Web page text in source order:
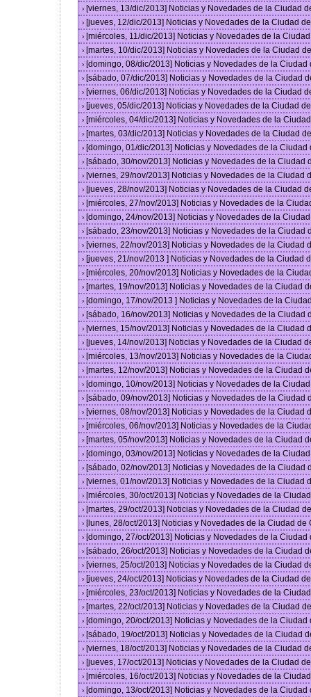
› [viernes, 13/dic/2013] Noticias y Novedades de la Ciudad
› [jueves, 12/dic/2013] Noticias y Novedades de la Ciudad
› [miércoles, 11/dic/2013] Noticias y Novedades de la
› [martes, 10/dic/2013] Noticias y Novedades de la Ciudad
› [domingo, 08/dic/2013] Noticias y Novedades de la
› [sábado, 07/dic/2013] Noticias y Novedades de la Ciudad
› [viernes, 06/dic/2013] Noticias y Novedades de la Ciudad
› [jueves, 05/dic/2013] Noticias y Novedades de la Ciudad
› [miércoles, 04/dic/2013] Noticias y Novedades de la
› [martes, 03/dic/2013] Noticias y Novedades de la Ciudad
› [domingo, 01/dic/2013] Noticias y Novedades de la
› [sábado, 30/nov/2013] Noticias y Novedades de la Ciudad
› [viernes, 29/nov/2013] Noticias y Novedades de la Ciudad
› [jueves, 28/nov/2013] Noticias y Novedades de la Ciudad
› [miércoles, 27/nov/2013] Noticias y Novedades de la
› [domingo, 24/nov/2013] Noticias y Novedades de la
› [sábado, 23/nov/2013] Noticias y Novedades de la Ciudad
› [viernes, 22/nov/2013] Noticias y Novedades de la Ciudad
› [jueves, 21/nov/2013 ] Noticias y Novedades de la Ciudad
› [miércoles, 20/nov/2013] Noticias y Novedades de la
› [martes, 19/nov/2013] Noticias y Novedades de la Ciudad
› [domingo, 17/nov/2013 ] Noticias y Novedades de la
› [sábado, 16/nov/2013] Noticias y Novedades de la Ciudad
› [viernes, 15/nov/2013] Noticias y Novedades de la Ciudad
› [jueves, 14/nov/2013] Noticias y Novedades de la Ciudad
› [miércoles, 13/nov/2013] Noticias y Novedades de la
› [martes, 12/nov/2013] Noticias y Novedades de la Ciudad
› [domingo, 10/nov/2013] Noticias y Novedades de la
› [sábado, 09/nov/2013] Noticias y Novedades de la Ciudad
› [viernes, 08/nov/2013] Noticias y Novedades de la Ciudad
› [miércoles, 06/nov/2013] Noticias y Novedades de la
› [martes, 05/nov/2013] Noticias y Novedades de la Ciudad
› [domingo, 03/nov/2013] Noticias y Novedades de la
› [sábado, 02/nov/2013] Noticias y Novedades de la Ciudad
› [viernes, 01/nov/2013] Noticias y Novedades de la Ciudad
› [miércoles, 30/oct/2013] Noticias y Novedades de la
› [martes, 29/oct/2013] Noticias y Novedades de la Ciudad
› [lunes, 28/oct/2013] Noticias y Novedades de la Ciudad de
› [domingo, 27/oct/2013] Noticias y Novedades de la
› [sábado, 26/oct/2013] Noticias y Novedades de la Ciudad
› [viernes, 25/oct/2013] Noticias y Novedades de la Ciudad
› [jueves, 24/oct/2013] Noticias y Novedades de la Ciudad
› [miércoles, 23/oct/2013] Noticias y Novedades de la
› [martes, 22/oct/2013] Noticias y Novedades de la Ciudad
› [domingo, 20/oct/2013] Noticias y Novedades de la
› [sábado, 19/oct/2013] Noticias y Novedades de la Ciudad
› [viernes, 18/oct/2013] Noticias y Novedades de la Ciudad
› [jueves, 17/oct/2013] Noticias y Novedades de la Ciudad
› [miércoles, 16/oct/2013] Noticias y Novedades de la
› [domingo, 13/oct/2013] Noticias y Novedades de la